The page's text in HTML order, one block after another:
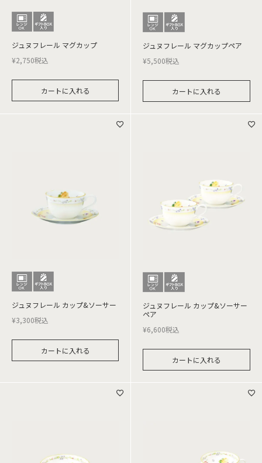
ジュヌフレール マグカップ
¥2,750税込
カートに入れる
ジュヌフレール マグカップペア
¥5,500税込
カートに入れる
ジュヌフレール カップ&ソーサー
¥3,300税込
カートに入れる
ジュヌフレール カップ&ソーサー
ペア
¥6,600税込
カートに入れる